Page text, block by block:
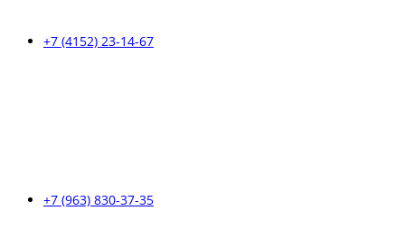
+7 (4152) 23-14-67
+7 (963) 830-37-35